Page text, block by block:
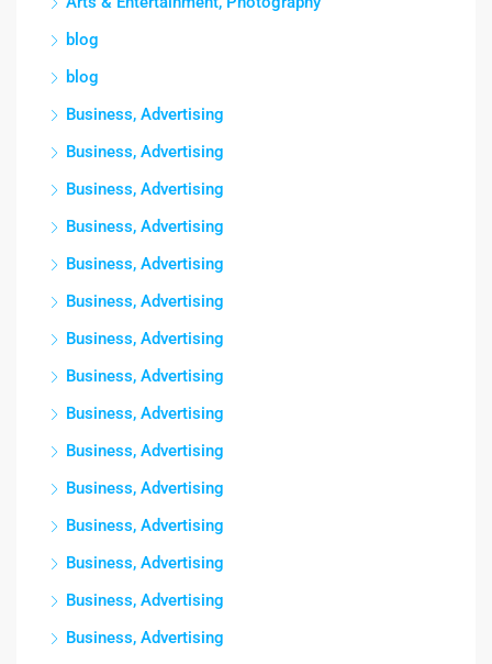
blog
blog
Business, Advertising
Business, Advertising
Business, Advertising
Business, Advertising
Business, Advertising
Business, Advertising
Business, Advertising
Business, Advertising
Business, Advertising
Business, Advertising
Business, Advertising
Business, Advertising
Business, Advertising
Business, Advertising
Business, Advertising